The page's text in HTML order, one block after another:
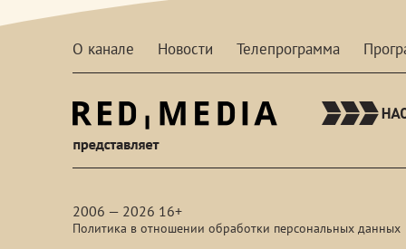
О канале Новости Телепрограмма
2006 — 2026 16+
Политика в отношении обработки персональных данных